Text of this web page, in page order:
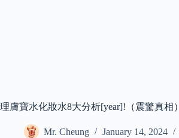
理膚寶水化妝水8大分析[year]!（震驚真相）
Mr. Cheung January 14, 2024